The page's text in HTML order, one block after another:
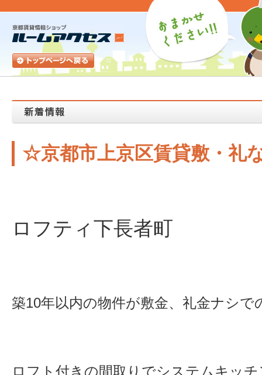
☆京都市上京区賃貸敷・礼
ロフティ下長者町
築10年以内の物件が敷金、礼金ナシで
ロフト付きの間取りでシステムキッ